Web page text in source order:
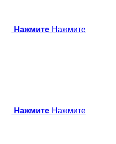
Нажмите Нажмите
Нажмите Нажмите